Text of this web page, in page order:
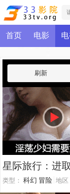
首页 电影
星际旅行：进
类型： 科幻 冒险 地区
刷新